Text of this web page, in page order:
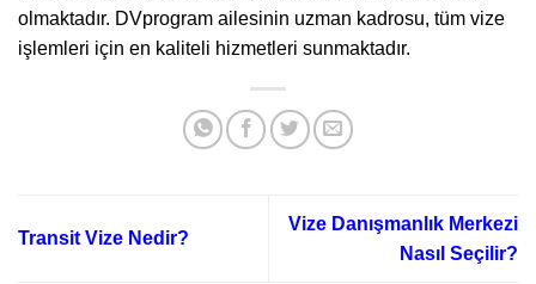
olmaktadır. DVprogram ailesinin uzman kadrosu, tüm vize
işlemleri için en kaliteli hizmetleri sunmaktadır.
Transit Vize Nedir?
Vize Danışmanlık Merkezi
Nasıl Seçilir?